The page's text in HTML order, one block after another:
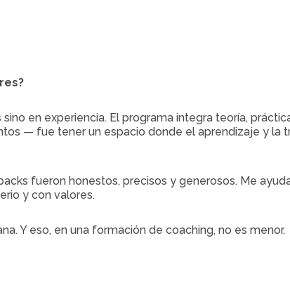
en experiencia. El programa integra teoría,
— fue tener un espacio donde el aprendizaje y la
fueron honestos, precisos y generosos. Me
y con valores.
Y eso, en una formación de coaching, no es menor.